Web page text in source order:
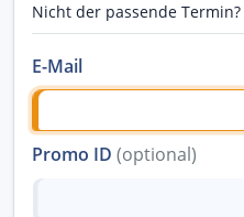
Nicht der passende Termin?
E-Mail
Promo ID (optional)